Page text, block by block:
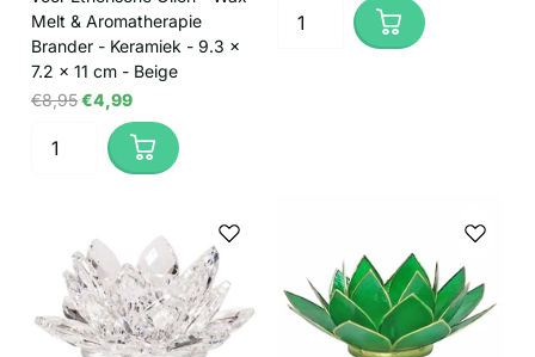
Melt & Aromatherapie
Brander - Keramiek - 9.3 x
7.2 x 11 cm - Beige
€8,95€4,99